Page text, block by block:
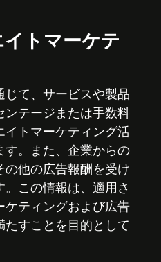
イトマーケテ
じて、サービスや製品
ンテージまたは手数料
イトマーケティング活
す。また、企業からの
の他の広告報酬を受け
。この情報は、適用さ
ケティングおよび広告
すことを目的として